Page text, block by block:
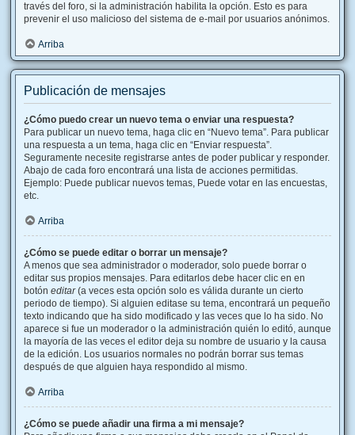
través del foro, si la administración habilita la opción. Esto es para
prevenir el uso malicioso del sistema de e-mail por usuarios anónimos.
Arriba
Publicación de mensajes
¿Cómo puedo crear un nuevo tema o enviar una respuesta?
Para publicar un nuevo tema, haga clic en “Nuevo tema”. Para publicar
una respuesta a un tema, haga clic en “Enviar respuesta”.
Seguramente necesite registrarse antes de poder publicar y responder.
Abajo de cada foro encontrará una lista de acciones permitidas.
Ejemplo: Puede publicar nuevos temas, Puede votar en las encuestas,
etc.
Arriba
¿Cómo se puede editar o borrar un mensaje?
A menos que sea administrador o moderador, solo puede borrar o
editar sus propios mensajes. Para editarlos debe hacer clic en en
botón editar(a veces esta opción solo es válida durante un cierto
periodo de tiempo). Si alguien editase su tema, encontrará un pequeño
texto indicando que ha sido modificado y las veces que lo ha sido. No
aparece si fue un moderador o la administración quién lo editó, aunque
la mayoría de las veces el editor deja su nombre de usuario y la causa
de la edición. Los usuarios normales no podrán borrar sus temas
después de que alguien haya respondido al mismo.
Arriba
¿Cómo se puede añadir una firma a mi mensaje?